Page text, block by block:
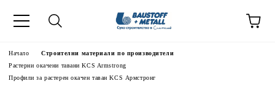
Начало
Строителни материали по производители
Растерни окачени тавани KCS Armstrong
Профили за растерен окачен таван KCS Армстронг